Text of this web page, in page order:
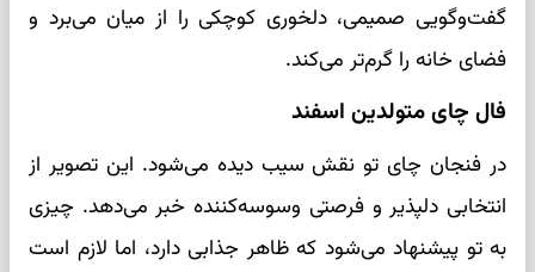
گفت‌وگویی صمیمی، دلخوری کوچکی را از میان می‌برد و
فضای خانه را گرم‌تر می‌کند.
فال چای متولدین اسفند
در فنجان چای تو نقش سیب دیده می‌شود. این تصویر از
انتخابی دلپذیر و فرصتی وسوسه‌کننده خبر می‌دهد. چیزی
به تو پیشنهاد می‌شود که ظاهر جذابی دارد، اما لازم است